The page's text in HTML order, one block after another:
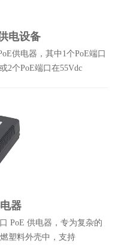
电设备
供电器，其中1个PoE端口
2个PoE端口在55Vdc
器
PoE 供电器，专为复杂的
塑料外壳中，支持